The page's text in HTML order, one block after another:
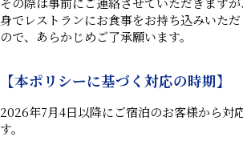
身でレストランにお食事をお持ち込みいた
ので、あらかじめご了承願います。
【本ポリシーに基づく対応の時期】
2026年7月4日以降にご宿泊のお客様から対
す。